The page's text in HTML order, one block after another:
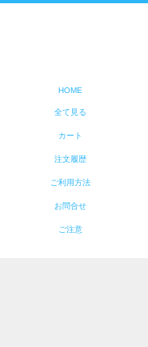
HOME
全て見る
カート
注文履歴
ご利用方法
お問合せ
ご注意